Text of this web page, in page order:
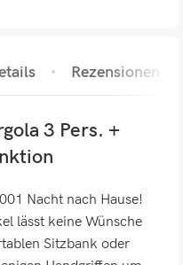
Rezensionen (0)
3 Pers. +
Nacht nach Hause!
lässt keine Wünsche
Sitzbank oder